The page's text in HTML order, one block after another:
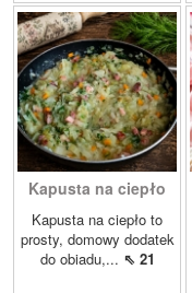
Kapusta na ciepło
Kapusta na ciepło to
prosty, domowy dodatek
do obiadu,... ⇖ 21